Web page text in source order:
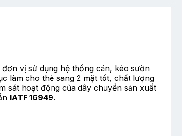
đơn vị sử dụng hệ thống cán, kéo sườn
làm cho thẻ sang 2 mặt tốt, chất lượng
sát hoạt động của dây chuyền sản xuất
IATF 16949.